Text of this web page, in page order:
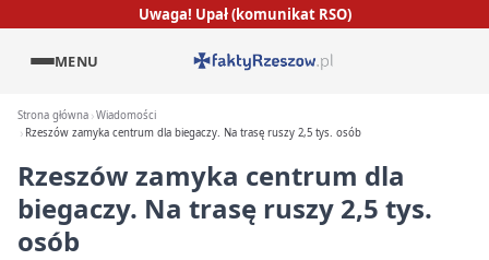
Uwaga! Upał (komunikat RSO)
MENU
Strona główna Wiadomości
Rzeszów zamyka centrum dla biegaczy. Na trasę ruszy 2,5 tys. osób
Rzeszów zamyka centrum dla
biegaczy. Na trasę ruszy 2,5 tys.
osób